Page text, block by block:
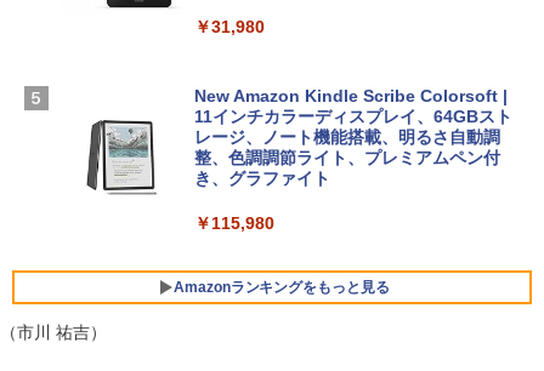
￥261,414
【Amazon.co.jp限定】ASUS ノートパソ
コン Vivobook 15 M1502NAQ 15.6イン
チ AMD Ryzen 7 170 メモリ16GB SSD 5
12GB Microsoft 365 Personal (24か月
版) 搭載 Windows 11 重量1.7kg Wi-Fi 6
5BUWS
【限定バーチャルアイテムを含む】 【オ
￥14,500
ェクトリストと最新エミュレータ紹介
￥31,980
New Amazon Kindle Scribe Colorsoft |
11インチカラーディスプレイ、64GBスト
レージ、ノート機能搭載、明るさ自動調
整、色調調節ライト、プレミアムペン付
き、グラファイト
￥115,980
Amazonランキングをもっと見る
（市川 祐吉）